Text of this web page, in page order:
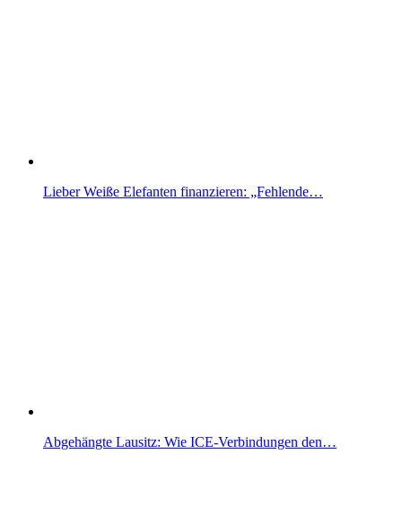
Lieber Weiße Elefanten finanzieren: „Fehlende…
Abgehängte Lausitz: Wie ICE-Verbindungen den…